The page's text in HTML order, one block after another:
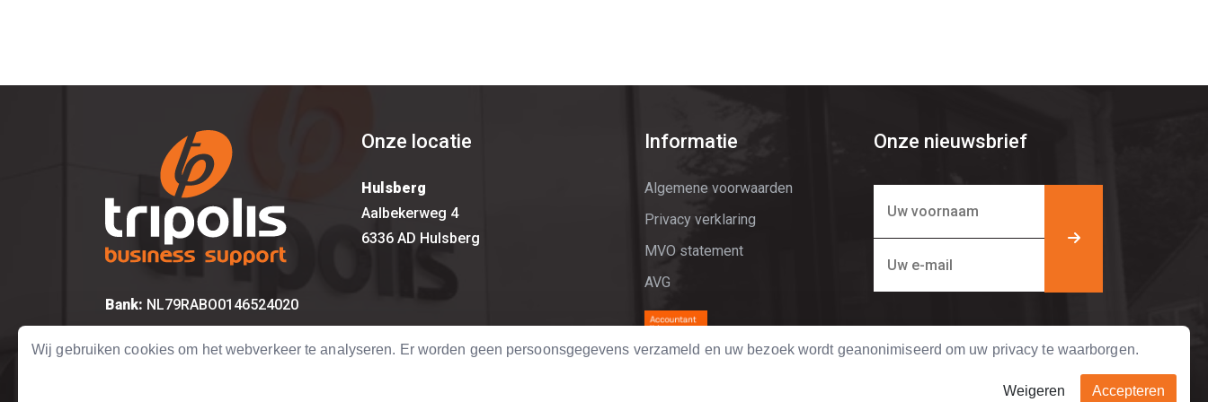
Wij gebruiken cookies om het webverkeer te analyseren. Er worden geen persoonsgegevens verzameld en uw bezoek wordt geanonimiseerd om uw privacy te waarborgen.
Weigeren Accepteren
Bank: NL79RABO0146524020
Onze locatie
Hulsberg
Aalbekerweg 4
6336 AD Hulsberg
Informatie
Algemene voorwaarden
Privacy verklaring
MVO statement
AVG
Onze nieuwsbrief